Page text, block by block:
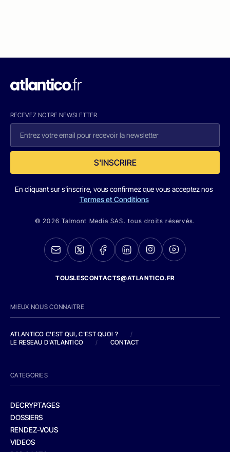
RECEVEZ NOTRE NEWSLETTER
S'INSCRIRE
En cliquant sur s'inscrire, vous confirmez que vous acceptez nos
Termes et Conditions
© 2026 Talmont Media SAS. tous droits réservés.
TOUSLESCONTACTS@ATLANTICO.FR
MIEUX NOUS CONNAITRE
ATLANTICO C'EST QUI, C'EST QUOI ?
/
LE RESEAU D'ATLANTICO
/ CONTACT
CATEGORIES
DECRYPTAGES
DOSSIERS
RENDEZ-VOUS
VIDEOS